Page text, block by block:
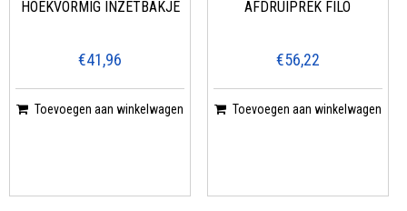
HOEKVORMIG INZETBAKJE
€41,96
Toevoegen aan winkelwagen
AFDRUIPREK FILO
€56,22
Toevoegen aan winkelwagen